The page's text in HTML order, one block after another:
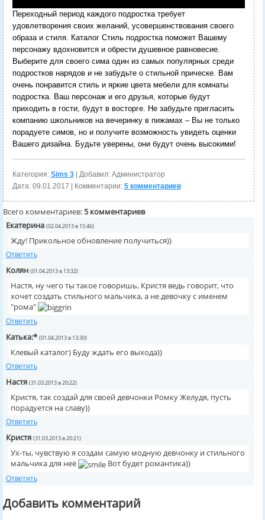
Переходный период каждого подростка требует
удовлетворения своих желаний, усовершенствования своего
образа и стиля. Каталог Стиль подростка поможет Вашему
персонажу вдохновится и обрести душевное равновесие.
Выберите для своего сима один из самых популярных среди
подростков нарядов и не забудьте о стильной прическе. Вам
очень понравится стиль и яркие цвета мебели для комнаты
подростка. Ваш персонаж и его друзья, которые будут
приходить в гости, будут в восторге. Не забудьте пригласить
компанию школьников на вечеринку в пижамах – Вы не только
порадуете симов, но и получите возможность увидеть оценки
Вашего дизайна. Будьте уверены, они будут очень высокими!
Категория: Sims 3| Добавил: Администратор
Дата: 09.01.2017 | Комментарии: 5 комментариев
Всего комментариев:5 комментариев
Екатерина (02.04.2013 в 15:46)
Жду! Прикольное обновление получиться))
Ответить
Колян (01.04.2013 в 13:32)
Настя, ну чего ты такое говоришь, Кристя ведь говорит, что
хочет создать стильного мальчика, а не девочку с именем
"рома"
Ответить
Катька:* (01.04.2013 в 13:30)
Клевый каталог) Буду ждать его выхода))
Ответить
Настя (31.03.2013 в 20:22)
Кристя, так создай для своей девчонки Ромку Желудя, пусть
порадуется на славу))
Ответить
Кристя (31.03.2013 в 20:21)
Ух-ты, чувствую я создам самую модную девчонку и стильного
мальчика для неё
Вот будет романтика))
Ответить
Добавить комментарий